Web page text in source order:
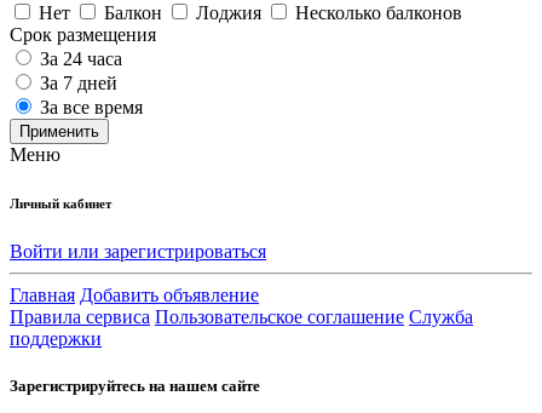
Нет
Балкон Лоджия
Несколько балконов
Срок размещения
За 24 часа
За 7 дней
За все время
Применить
Меню
Личный кабинет
Войти или зарегистрироваться
Главная Добавить объявление
Правила сервиса Пользовательское соглашение Служба
поддержки
Зарегистрируйтесь на нашем сайте